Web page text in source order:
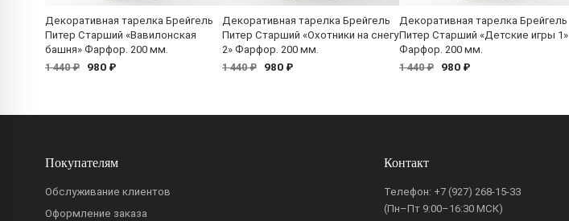
Декоративная тарелка Брейгель
Питер Старший «Вавилонская
башня» Фарфор. 200 мм.
1 440 ₽
980 ₽
Декоративная тарелка Брейгель
Питер Старший «Охотники на снегу
2» Фарфор. 200 мм.
1 440 ₽
980 ₽
Декоративная тарелка Брейгель
Питер Старший «Детские игры 1»
Фарфор. 200 мм.
1 440 ₽
980 ₽
Покупателям
Обслуживание клиентов
Оформление заказа
Контакт
Телефон: +7 (927) 268-15-33
(Пн–Пт 9:00–16:30 МСК)